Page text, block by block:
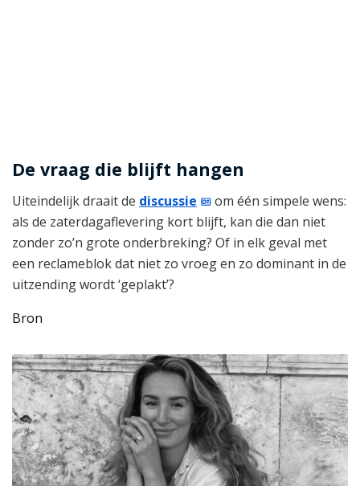
De vraag die blijft hangen
Uiteindelijk draait de discussie
om één simpele wens:
als de zaterdagaflevering kort blijft, kan die dan niet
zonder zo’n grote onderbreking? Of in elk geval met
een reclameblok dat niet zo vroeg en zo dominant in de
uitzending wordt ‘geplakt’?
Bron